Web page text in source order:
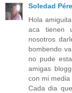
Soledad
Hola
aca tienen
nosotros
bombendo
no pude
amigas
con mi
Cada dia